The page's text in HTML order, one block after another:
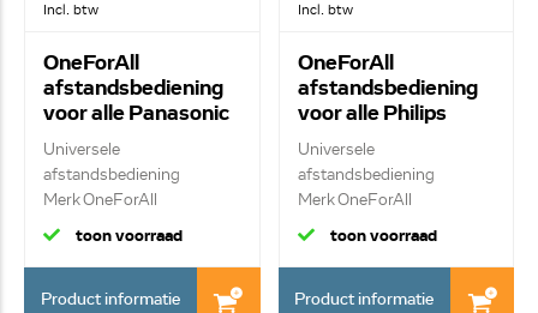
Incl. btw
OneForAll
afstandsbediening
voor alle Panasonic
televisies URC4914
Universele
afstandsbediening
Merk OneForAll
Vervangende af...
toon voorraad
Product informatie
Incl. btw
OneForAll
afstandsbediening
voor alle Philips
televisies URC1913
Universele
afstandsbediening
Merk OneForAll
Vervangende af...
toon voorraad
Product informatie